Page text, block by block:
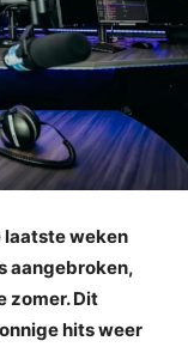
laatste weken
aangebroken,
zomer. Dit
hits weer